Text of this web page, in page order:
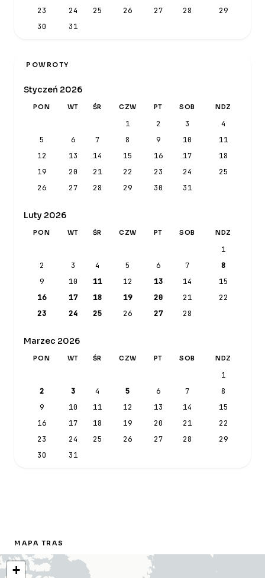
23
24 25 26 27 28
29
30
31
POWROTY
Styczeń 2026
PON WT ŚR CZW PT SOB NDZ
1 2 3
4
5
6 7 8 9 10
11
12
13 14 15 16 17
18
19
20 21 22 23 24
25
26
27 28 29 30 31
Luty 2026
PON WT ŚR CZW PT SOB NDZ
1
2
3 4 5 6 7
8
9
10 11 12 13 14
15
16
17 18 19 20 21
22
23
24 25 26 27 28
Marzec 2026
PON WT ŚR CZW PT SOB NDZ
1
2
3 4 5 6 7
8
9
10 11 12 13 14
15
16
17 18 19 20 21
22
23
24 25 26 27 28
29
30
31
MAPA TRAS
+